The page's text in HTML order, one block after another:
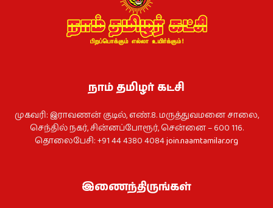
நாம் தமிழர் கட்சி
முகவரி: இராவணன் குடில், எண்.8. மருத்துவமனை சாலை,
செந்தில் நகர், சின்னப்போரூர், சென்னை – 600 116.
தொலைபேசி: +91 44 4380 4084join.naamtamilar.org
இணைந்திருங்கள்